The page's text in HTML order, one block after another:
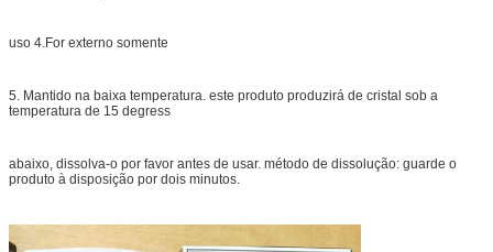
uso 4.For externo somente
5. Mantido na baixa temperatura. este produto produzirá de cristal sob a
temperatura de 15 degress
abaixo, dissolva-o por favor antes de usar. método de dissolução: guarde o
produto à disposição por dois minutos.